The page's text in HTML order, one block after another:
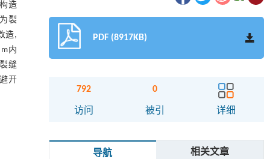
造
裂
造,
内
缝
开
PDF (8917KB)
792
访问
0
被引 详细
导航 相关文章